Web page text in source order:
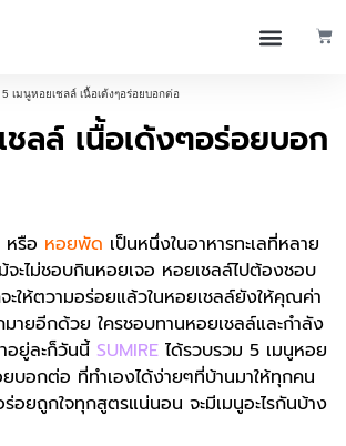
5 เมนูหอยเชลล์ เนื้อเด้งๆอร่อยบอกต่อ
ชลล์ เนื้อเด้งๆอร่อยบอก
หรือ หอยพัด เป็นหนึ่งในอาหารทะเลที่หลาย
จะไม่ชอบกินหอยเจอ หอยเชลล์ไปต้องชอบ
ให้ตวามอร่อยแล้วในหอยเชลล์ยังให้คุณค่า
มายอีกด้วย ใครชอบทานหอยเชลล์และกำลัง
อยู่ละก็วันนี้ SUMIRE ได้รวบรวม 5 เมนูหอย
บอกต่อ ที่ทำเองได้ง่ายๆที่บ้านมาให้ทุกคน
อยถูกใจทุกสูตรแน่นอน จะมีเมนูอะไรกันบ้าง